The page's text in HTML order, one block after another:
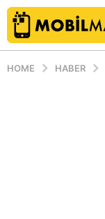
HOME HABER